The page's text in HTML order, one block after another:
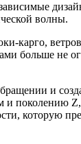
волны.
карго,
больше не
и
и поколению
которую